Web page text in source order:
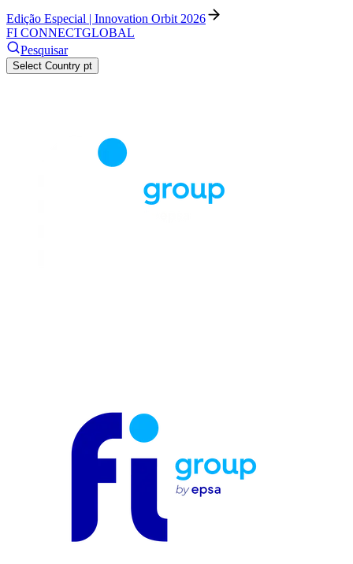
Edição Especial | Innovation Orbit 2026
FI CONNECTGLOBAL
Pesquisar
Select Country pt